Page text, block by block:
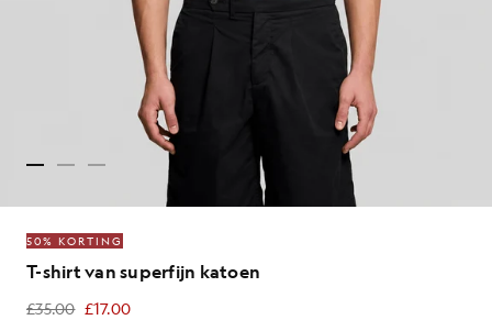
50% KORTING
T-shirt van superfijn katoen
£35.00 £17.00
£17.00